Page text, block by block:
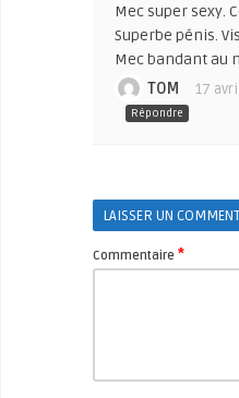
Mec super sexy.
Superbe pénis.
Mec bandant au
TOM
17
Répondre
LAISSER UN
Commentaire *